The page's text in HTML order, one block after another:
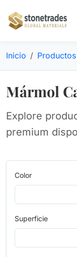
Inicio Productos
Mármol
Explore
premium
Color
Superficie